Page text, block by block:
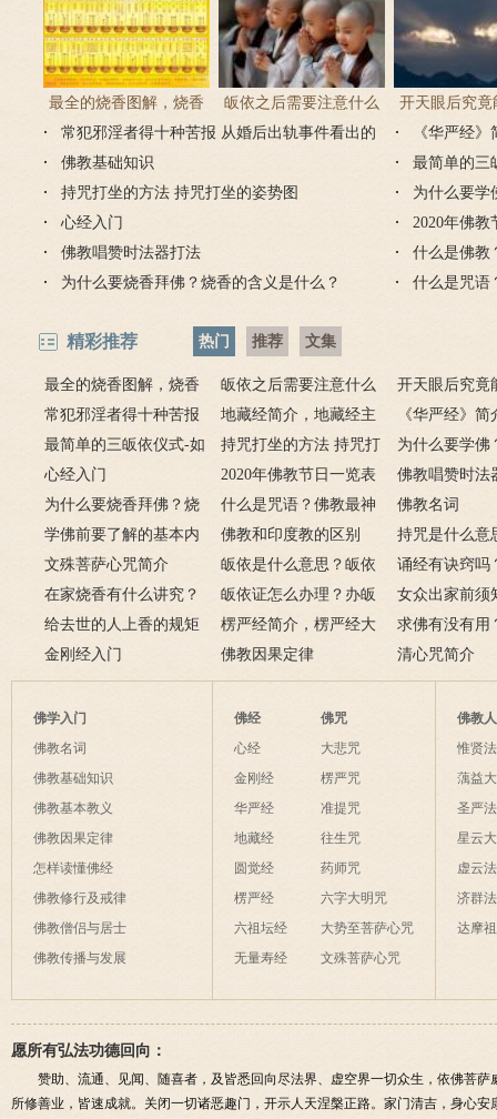
最全的烧香图解，烧香
有何含义与讲究？
皈依之后需要注意什么
吗 皈依佛门后的注意事
开天眼后究竟
么？
常犯邪淫者得十种苦报 从婚后出轨事件看出的
因果报应
《华严经
佛教基础知识
最简单的三
持咒打坐的方法 持咒打坐的姿势图
为什么要学
心经入门
2020年佛教
佛教唱赞时法器打法
什么是佛教
为什么要烧香拜佛？烧香的含义是什么？
什么是咒语
精彩推荐 热门 推荐 文集
最全的烧香图解，烧香
有何含义与讲究？
皈依之后需要注意什么
吗 皈依佛门后的注意事
项
开天眼后究竟
么？
常犯邪淫者得十种苦报
从婚后出轨事件看出的因
果报应
地藏经简介，地藏经主
要讲什么？
《华严经》简
广佛华严经讲
最简单的三皈依仪式-如
何授三皈五戒居士仪轨
持咒打坐的方法 持咒打
坐的姿势图
为什么要学佛
用呢？
心经入门 2020年佛教节日一览表
佛教唱赞时法
为什么要烧香拜佛？烧
香的含义是什么？
什么是咒语？佛教最神
奇的九个咒语
佛教名词
学佛前要了解的基本内
容
佛教和印度教的区别
持咒是什么意
持咒？
文殊菩萨心咒简介
皈依是什么意思？皈依
三宝又是什么意思？
诵经有诀窍吗
十二条诀窍
在家烧香有什么讲究？
一些禁忌千万不要触
碰！
皈依证怎么办理？办皈
依证后的忌讳是什么？
女众出家前须
只有一次出家
给去世的人上香的规矩
楞严经简介，楞严经大
致在讲什么？
求佛有没有用
说佛菩萨可以
金刚经入门 佛教因果定律 清心咒简介
佛学入门
佛教名词
佛教基础知识
佛教基本教义
佛教因果定律
怎样读懂佛经
佛教修行及戒律
佛教僧侣与居士
佛教传播与发展
佛经
心经
金刚经
华严经
地藏经
圆觉经
楞严经
六祖坛经
无量寿经
佛咒
大悲咒
楞严咒
准提咒
往生咒
药师咒
六字大明咒
大势至菩萨心咒
文殊菩萨心咒
佛教
惟贤
蕅益
圣严
星云
虚云
济群
达摩
愿所有弘法功德回向：
赞助、流通、见闻、随喜者，及皆悉回向尽法界、虚空界一切众生，依佛菩
所修善业，皆速成就。关闭一切诸恶趣门，开示人天涅槃正路。家门清吉，身心